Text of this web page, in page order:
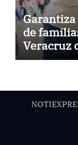
de
Veracruz
escrituras